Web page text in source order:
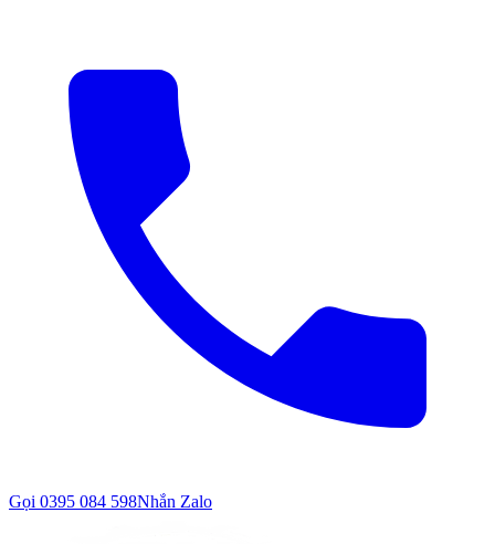
Gọi 0395 084 598Nhắn Zalo